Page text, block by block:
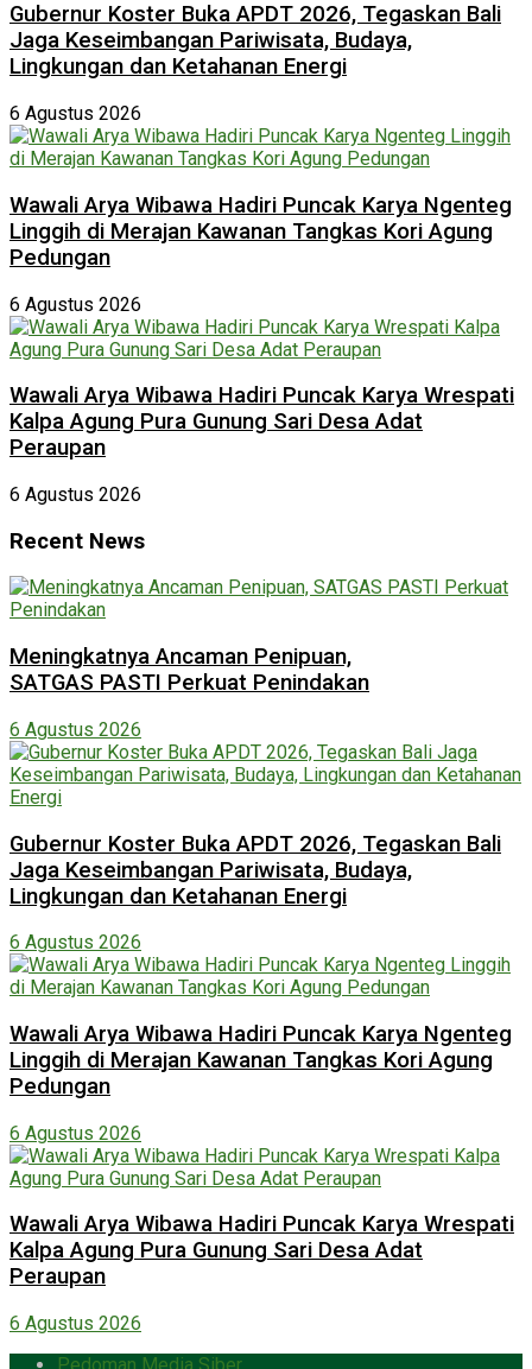
Gubernur Koster Buka APDT 2026, Tegaskan Bali
Jaga Keseimbangan Pariwisata, Budaya,
Lingkungan dan Ketahanan Energi
6 Agustus 2026
Wawali Arya Wibawa Hadiri Puncak Karya Ngenteg
Linggih di Merajan Kawanan Tangkas Kori Agung
Pedungan
6 Agustus 2026
Wawali Arya Wibawa Hadiri Puncak Karya Wrespati
Kalpa Agung Pura Gunung Sari Desa Adat
Peraupan
6 Agustus 2026
Recent News
Meningkatnya Ancaman Penipuan,
SATGAS PASTI Perkuat Penindakan
6 Agustus 2026
Gubernur Koster Buka APDT 2026, Tegaskan Bali
Jaga Keseimbangan Pariwisata, Budaya,
Lingkungan dan Ketahanan Energi
6 Agustus 2026
Wawali Arya Wibawa Hadiri Puncak Karya Ngenteg
Linggih di Merajan Kawanan Tangkas Kori Agung
Pedungan
6 Agustus 2026
Wawali Arya Wibawa Hadiri Puncak Karya Wrespati
Kalpa Agung Pura Gunung Sari Desa Adat
Peraupan
6 Agustus 2026